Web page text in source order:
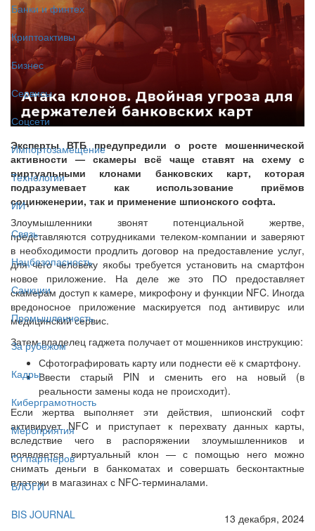
Банки и финтех
Криптоактивы
Бизнес
Сервисы
Соцсети
Импортозамещение
Технологии
ИИ
Связь
Нацбезопасность
Санкции
Промышленность
За рубежом
Кадры
Киберграмотность
Мероприятия
От партнёров
БЛОГИ
BIS JOURNAL
Эксперты ВТБ предупредили о росте мошеннической
активности — скамеры всё чаще ставят на схему с
виртуальными клонами банковских карт, которая
подразумевает как использование приёмов
социнженерии, так и применение шпионского софта.
Злоумышленники звонят потенциальной жертве,
представляются сотрудниками телеком-компании и заверяют
в необходимости продлить договор на предоставление услуг,
для чего человеку якобы требуется установить на смартфон
новое приложение. На деле же это ПО предоставляет
скамерам доступ к камере, микрофону и функции NFC. Иногда
вредоносное приложение маскируется под антивирус или
медицинский сервис.
Затем владелец гаджета получает от мошенников инструкцию:
Сфотографировать карту или поднести её к смартфону.
Ввести старый PIN и сменить его на новый (в
реальности замены кода не происходит).
Если жертва выполняет эти действия, шпионский софт
активирует NFC и приступает к перехвату данных карты,
вследствие чего в распоряжении злоумышленников и
появляется виртуальный клон — с помощью него можно
снимать деньги в банкоматах и совершать бесконтактные
платежи в магазинах с NFC-терминалами.
13 декабря, 2024